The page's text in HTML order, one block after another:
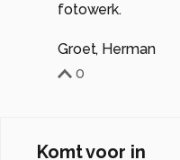
fotowerk.
Groet, Herman
0
Komt voor in